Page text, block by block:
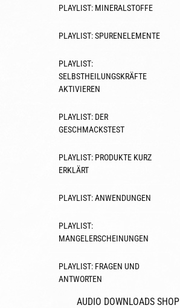
PLAYLIST: MINERALSTOFFE
PLAYLIST: SPURENELEMENTE
PLAYLIST:
SELBSTHEILUNGSKRÄFTE
AKTIVIEREN
PLAYLIST: DER
GESCHMACKSTEST
PLAYLIST: PRODUKTE KURZ
ERKLÄRT
PLAYLIST: ANWENDUNGEN
PLAYLIST:
MANGELERSCHEINUNGEN
PLAYLIST: FRAGEN UND
ANTWORTEN
AUDIO DOWNLOADS SHOP